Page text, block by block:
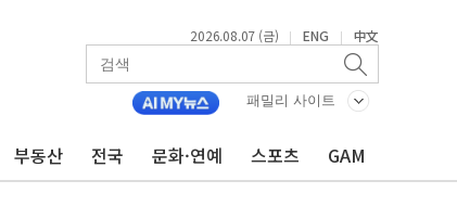
2026.08.07 (금) | ENG | 中文
패밀리 사이트
부동산 전국 문화·연예 스포츠 GAM
명 끝까지 찾겠다"
집중 완화 전환점"